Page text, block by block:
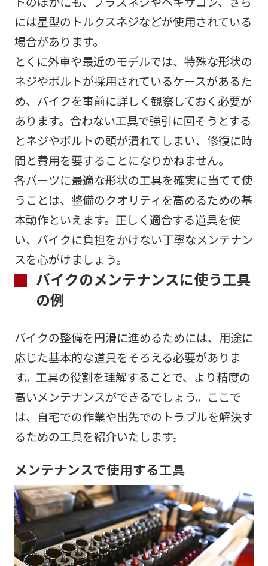
には星型のトルクスネジなどが使用されている
場合があります。
とくに外車や最近のモデルでは、特殊な形状の
ネジやボルトが採用されているケースがあるた
め、バイクを事前に詳しく観察しておく必要が
あります。合わない工具で強引に回そうとする
とネジやボルトの頭が潰れてしまい、修復に時
間と費用を要することになりかねません。
各パーツに最適な形状の工具を確実に当てて使
うことは、整備のクオリティを高めるための基
本動作といえます。正しく適合する道具を使
い、バイクに負担をかけない丁寧なメンテナン
スを心がけましょう。
バイクのメンテナンスに使う工具
の例
バイクの整備を円滑に進めるためには、用途に
応じた基本的な道具をそろえる必要がありま
す。工具の役割を理解することで、より精度の
高いメンテナンスができるでしょう。ここで
は、自宅での作業や出先でのトラブルを解決す
るための工具を紹介いたします。
メンテナンスで使用する工具